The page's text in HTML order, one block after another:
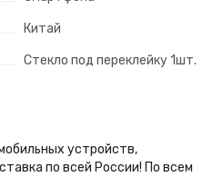
Китай
Стекло под переклейку 1шт.
устройств,
по всей России! По всем